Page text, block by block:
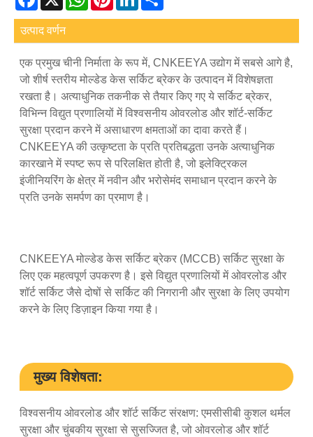
उत्पाद वर्णन
एक प्रमुख चीनी निर्माता के रूप में, CNKEEYA उद्योग में सबसे आगे है,
जो शीर्ष स्तरीय मोल्डेड केस सर्किट ब्रेकर के उत्पादन में विशेषज्ञता
रखता है। अत्याधुनिक तकनीक से तैयार किए गए ये सर्किट ब्रेकर,
विभिन्न विद्युत प्रणालियों में विश्वसनीय ओवरलोड और शॉर्ट-सर्किट
सुरक्षा प्रदान करने में असाधारण क्षमताओं का दावा करते हैं।
CNKEEYA की उत्कृष्टता के प्रति प्रतिबद्धता उनके अत्याधुनिक
कारखाने में स्पष्ट रूप से परिलक्षित होती है, जो इलेक्ट्रिकल
इंजीनियरिंग के क्षेत्र में नवीन और भरोसेमंद समाधान प्रदान करने के
प्रति उनके समर्पण का प्रमाण है।
CNKEEYA मोल्डेड केस सर्किट ब्रेकर (MCCB) सर्किट सुरक्षा के
लिए एक महत्वपूर्ण उपकरण है। इसे विद्युत प्रणालियों में ओवरलोड और
शॉर्ट सर्किट जैसे दोषों से सर्किट की निगरानी और सुरक्षा के लिए उपयोग
करने के लिए डिज़ाइन किया गया है।
मुख्य विशेषता:
विश्वसनीय ओवरलोड और शॉर्ट सर्किट संरक्षण: एमसीसीबी कुशल थर्मल
सुरक्षा और चुंबकीय सुरक्षा से सुसज्जित है, जो ओवरलोड और शॉर्ट